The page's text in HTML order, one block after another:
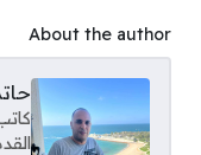
About the author